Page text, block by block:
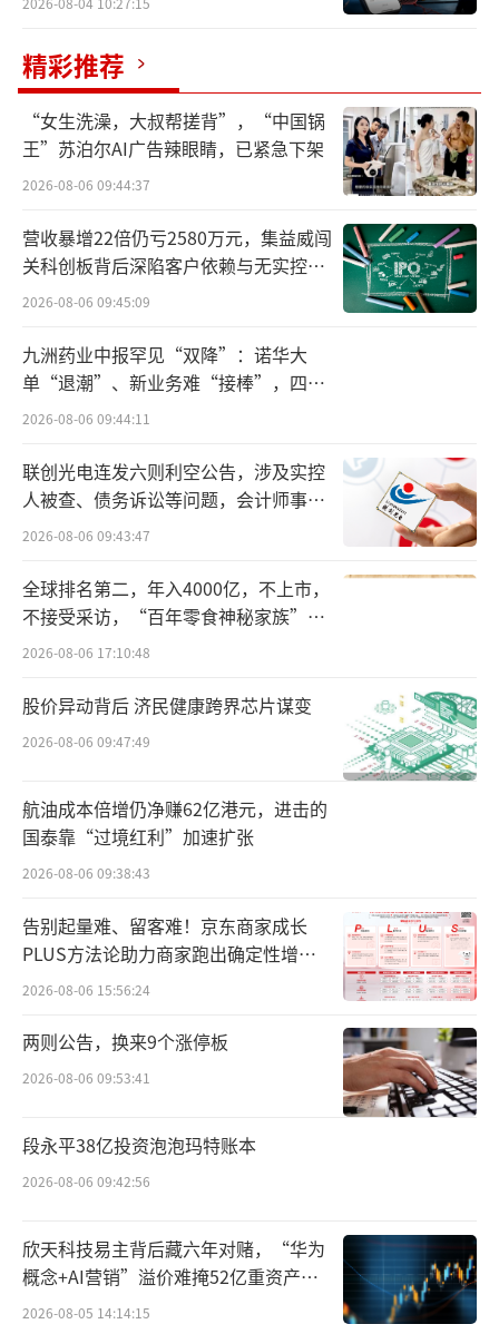
理有限公司（以下简称“漳州万驰”），漳州
万驰由南京万兴商业管理有限公司（以下简
称“南京万兴”）100%控股。南京万兴由万辰
集团控股，曾运营量贩零食品牌“陆小馋”，
值得一提的是，这并非万辰集团首次试水
硬折扣社区超市。此前在2024年12月，万辰集
市”，从只做零食品类到聚焦全品类零售业
态，并加大自有品牌开发力度，首家来优品省
凌雁管理咨询首席咨询师、食品及餐饮行
业分析师林岳表示，万辰集团布局硬折扣超市
有供应链的优势，包括冷链和物流网络，是保
证其性价比的核心能力，另外，万辰集团有打
造自有品牌的能力，其发展折扣超市的目的之
挑战除了同行的竞争外，还有自身较高的资产
负债率，当下新业务需要烧钱，但这种高杠杆
入局寻增
当年8月，公司推出自主品牌“陆小馋”，确立
了“聚焦量贩零食、逐步剥离食用菌业务”的
发展战略。此后，万辰集团又陆续收购了“好
想来”“来优品”“吖嘀吖嘀”“老婆大
人”等零食品牌，2023年10月，万辰集团将这
四大品牌统一合并为“好想来品牌零食”。
转型量贩零食业务后，万辰集团快速扩张
门店网络，2024年公司门店数量便达到14196
家，业绩也实现了高速增长。财报数据显示，2
024年公司营收同比增长247.86%至323.29亿
元，归母净利润同比增长453.95%至2.94亿
精彩推荐
“女生洗澡，大叔帮搓背”，“中国锅
王”苏泊尔AI广告辣眼睛，已紧急下架
2026-08-06 09:44:37
营收暴增22倍仍亏2580万元，集益威闯
关科创板背后深陷客户依赖与无实控人
困局
2026-08-06 09:45:09
九洲药业中报罕见“双降”：诺华大
单“退潮”、新业务难“接棒”，四大
难关待闯
2026-08-06 09:44:11
联创光电连发六则利空公告，涉及实控
人被查、债务诉讼等问题，会计师事务
所曾出具“保留意见”
2026-08-06 09:43:47
全球排名第二，年入4000亿，不上市，
不接受采访，“百年零食神秘家族”浮
出水面？
2026-08-06 17:10:48
股价异动背后 济民健康跨界芯片谋变
2026-08-06 09:47:49
航油成本倍增仍净赚62亿港元，进击的
国泰靠“过境红利”加速扩张
2026-08-06 09:38:43
告别起量难、留客难！京东商家成长
PLUS方法论助力商家跑出确定性增长
路径
2026-08-06 15:56:24
两则公告，换来9个涨停板
2026-08-06 09:53:41
段永平38亿投资泡泡玛特账本
2026-08-06 09:42:56
欣天科技易主背后藏六年对赌，“华为
概念+AI营销”溢价难掩52亿重资产考
验
2026-08-05 14:14:15